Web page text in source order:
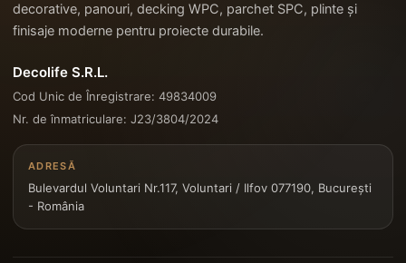
decorative, panouri, decking WPC, parchet SPC, plinte și
finisaje moderne pentru proiecte durabile.
Decolife S.R.L.
Cod Unic de Înregistrare: 49834009
Nr. de înmatriculare: J23/3804/2024
ADRESĂ
Bulevardul Voluntari Nr.117, Voluntari / Ilfov 077190, București
- România